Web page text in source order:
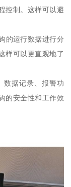
控制。这样可以避
的运行数据进行分
样可以更直观地了
数据记录、报警功
的安全性和工作效